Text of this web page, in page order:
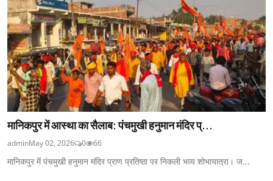
मानिकपुर में आस्था का सैलाब: पंचमुखी हनुमान मंदिर प्...
adminMay 02, 2026 0 66
मानिकपुर में पंचमुखी हनुमान मंदिर प्राण प्रतिष्ठा पर निकली भव्य शोभायात्रा। ज...